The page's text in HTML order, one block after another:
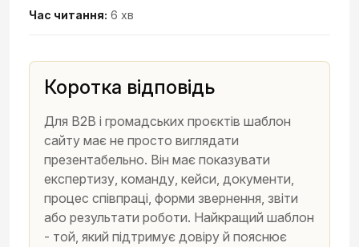
Час читання: 6 хв
Коротка відповідь
Для B2B і громадських проєктів шаблон
сайту має не просто виглядати
презентабельно. Він має показувати
експертизу, команду, кейси, документи,
процес співпраці, форми звернення, звіти
або результати роботи. Найкращий шаблон
- той, який підтримує довіру й пояснює